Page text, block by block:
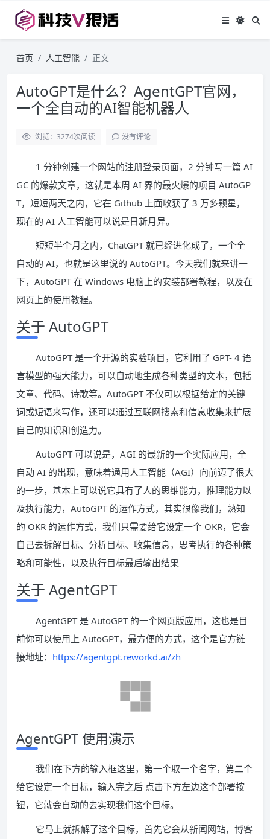
首页 人工智能 正文
AutoGPT是什么？AgentGPT官网，
一个全自动的AI智能机器人
浏览：3274次阅读 没有评论
1 分钟创建一个网站的注册登录页面，2 分钟写一篇 AI
GC 的爆款文章，这就是本周 AI 界的最火爆的项目 AutoGP
T，短短两天之内，它在 Github 上面收获了 3 万多颗星，
现在的 AI 人工智能可以说是日新月异。
短短半个月之内，ChatGPT 就已经进化成了，一个全
自动的 AI，也就是这里说的 AutoGPT。今天我们就来讲一
下，AutoGPT 在 Windows 电脑上的安装部署教程，以及在
网页上的使用教程。
关于 AutoGPT
AutoGPT 是一个开源的实验项目，它利用了 GPT- 4 语
言模型的强大能力，可以自动地生成各种类型的文本，包括
文章、代码、诗歌等。AutoGPT 不仅可以根据给定的关键
词或短语来写作，还可以通过互联网搜索和信息收集来扩展
自己的知识和创造力。
AutoGPT 可以说是，AGI 的最新的一个实际应用，全
自动 AI 的出现，意味着通用人工智能（AGI）向前迈了很大
的一步，基本上可以说它具有了人的思维能力，推理能力以
及执行能力，AutoGPT 的运作方式，其实很像我们，熟知
的 OKR 的运作方式，我们只需要给它设定一个 OKR，它会
自己去拆解目标、分析目标、收集信息，思考执行的各种策
略和可能性，以及执行目标最后输出结果
关于 AgentGPT
AgentGPT 是 AutoGPT 的一个网页版应用，这也是目
前你可以使用上 AutoGPT，最方便的方式，这个是官方链
接地址： https://agentgpt.reworkd.ai/zh
AgentGPT 使用演示
我们在下方的输入框这里，第一个取一个名字，第二个
给它设定一个目标，输入完之后 点击下方左边这个部署按
钮，它就会自动的去实现我们这个目标。
它马上就拆解了这个目标，首先它会从新闻网站，博客